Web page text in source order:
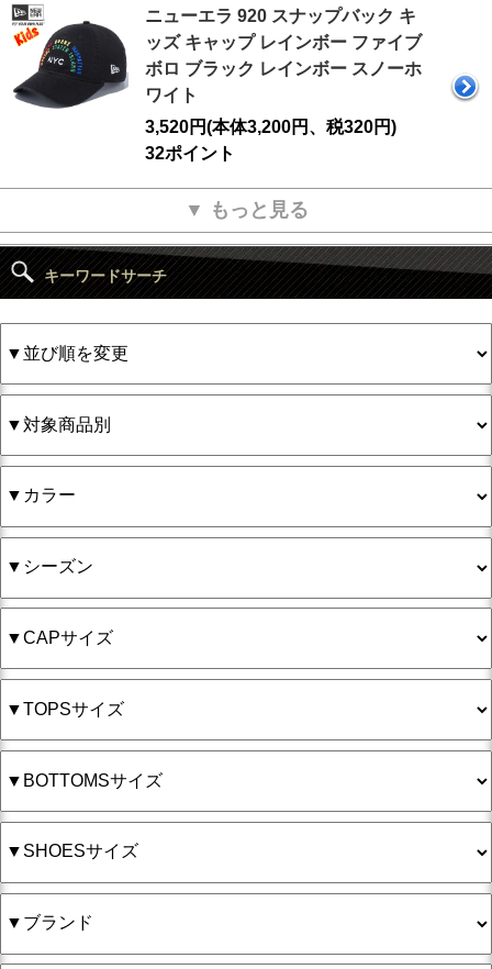
ニューエラ 920 スナップバック キ
ッズ キャップ レインボー ファイブ
ボロ ブラック レインボー スノーホ
ワイト
3,520円(本体3,200円、税320円)
32ポイント
▼ もっと見る
キーワードサーチ